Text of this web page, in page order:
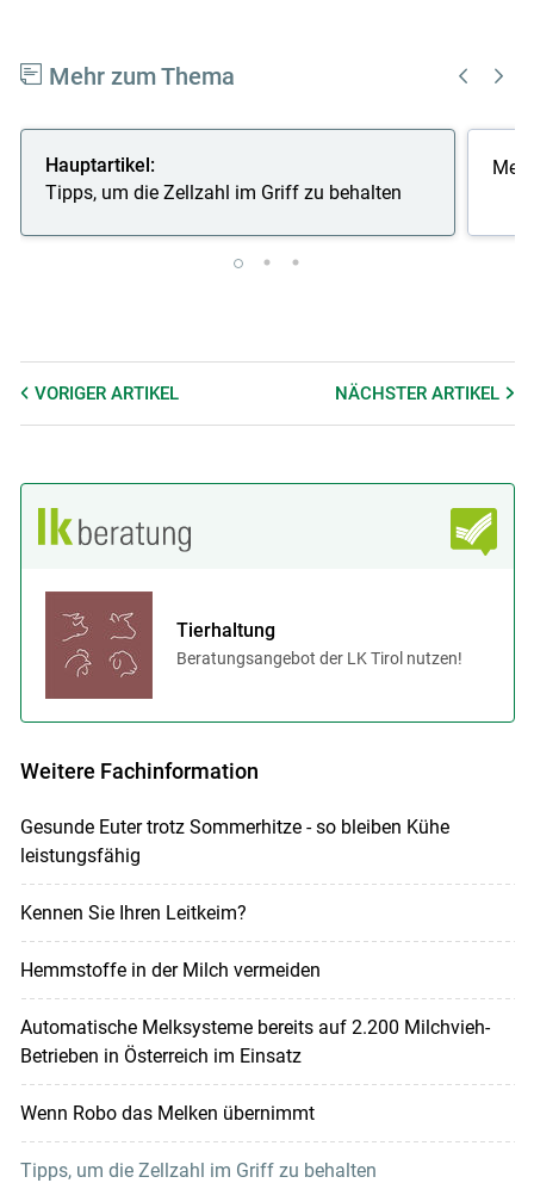
Mehr zum Thema
Hauptartikel:
Tipps, um die Zellzahl im Griff zu behalten
VORIGER ARTIKEL NÄCHSTERARTIKEL
Tierhaltung
Beratungsangebot der LK Tirol nutzen!
Weitere Fachinformation
Gesunde Euter trotz Sommerhitze - so bleiben Kühe
leistungsfähig
Kennen Sie Ihren Leitkeim?
Hemmstoffe in der Milch vermeiden
Automatische Melksysteme bereits auf 2.200 Milchvieh-
Betrieben in Österreich im Einsatz
Wenn Robo das Melken übernimmt
Tipps, um die Zellzahl im Griff zu behalten